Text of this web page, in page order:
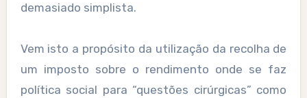
demasiado simplista.
Vem isto a propósito da utilização da recolha de
um imposto sobre o rendimento onde se faz
política social para “questões cirúrgicas” como